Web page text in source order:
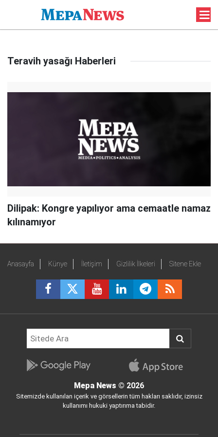
Teravih yasağı Haberleri
Dilipak: Kongre yapılıyor ama cemaatle namaz
kılınamıyor
Anasayfa Künye İletişim Gizlilik İlkeleri Sitene Ekle
Mepa News © 2026
Sitemizde kullanılan içerik ve görsellerin tüm hakları saklıdır, izinsiz
kullanımı hukuki yaptırıma tabidir.